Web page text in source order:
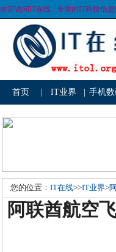
欢迎访问IT在线 - 专业的IT科技信
首页 IT业界 手机数
您的位置： IT在线>>IT业界>
阿联酋航空